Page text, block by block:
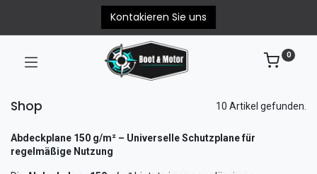
Kontakieren Sie uns
0
Shop 10 Artikel gefunden.
Abdeckplane 150 g/m² – Universelle Schutzplane für
regelmäßige Nutzung